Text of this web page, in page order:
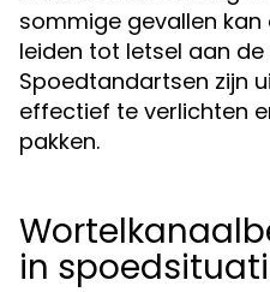
sommige gevallen
leiden tot letsel aan de
Spoedtandartsen zijn
effectief te verlichten
pakken.
in